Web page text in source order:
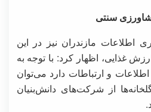
سنتی
اطلاعات مازندران نیز در این
غذایی، اظهار کرد: با توجه به
و ارتباطات دارد می‌توان
از شرکت‌های دانش‌بنیان